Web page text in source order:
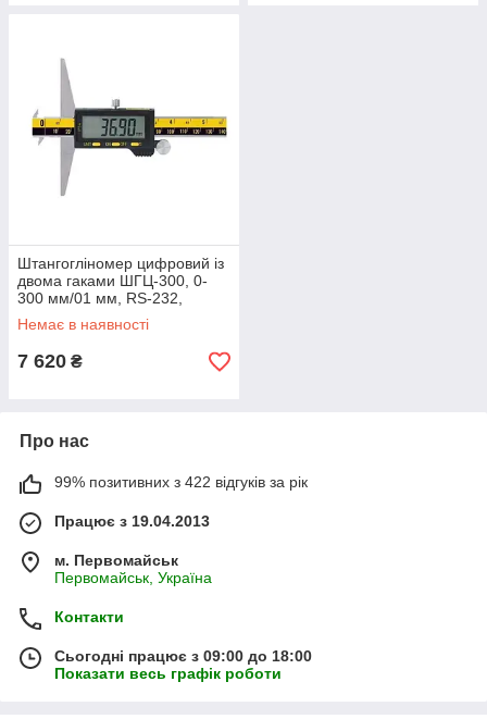
Штангогліномер цифровий із
двома гаками ШГЦ-300, 0-
300 мм/01 мм, RS-232,
держреєстр NoУ1987-95,
Україна
Немає в наявності
7 620 ₴
Про нас
99% позитивних з 422 відгуків за рік
Працює з 19.04.2013
м. Первомайськ
Первомайськ, Україна
Контакти
Сьогодні працює з 09:00 до 18:00
Показати весь графік роботи